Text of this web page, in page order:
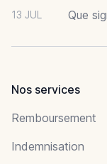
13 JUL Que
Nos services
Remboursement
Indemnisation